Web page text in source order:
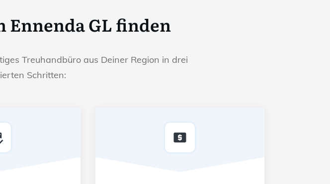
GL finden
Treuhandbüro aus Deiner Region in drei
Schritten: